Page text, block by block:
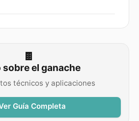
🍫
sobre el ganache
técnicos y aplicaciones
Guía Completa